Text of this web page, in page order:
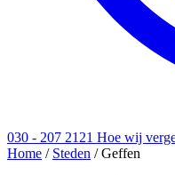
030 - 207 2121 Hoe wij
Home / Steden / Geffen